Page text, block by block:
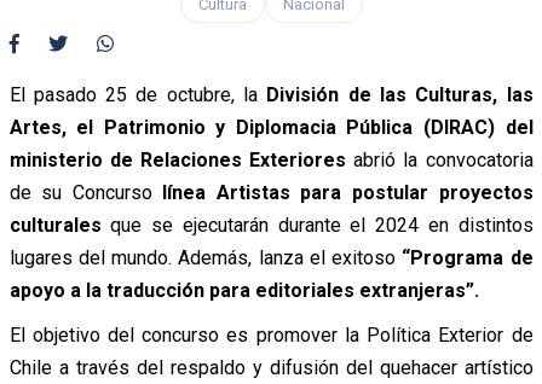
Cultura Nacional
El pasado 25 de octubre, la División de las Culturas, las
Artes, el Patrimonio y Diplomacia Pública (DIRAC) del
ministerio de Relaciones Exteriores abrió la convocatoria
de su Concurso línea Artistas para postular proyectos
culturales que se ejecutarán durante el 2024 en distintos
lugares del mundo. Además, lanza el exitoso “Programa de
apoyo a la traducción para editoriales extranjeras”.
El objetivo del concurso es promover la Política Exterior de
Chile a través del respaldo y difusión del quehacer artístico